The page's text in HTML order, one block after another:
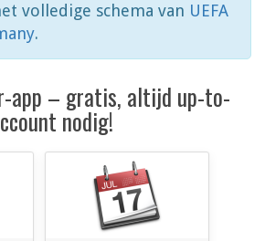
volledige schema van UEFA
.
app – gratis, altijd up-to-
nodig!